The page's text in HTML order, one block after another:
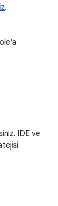
.
IDE ve